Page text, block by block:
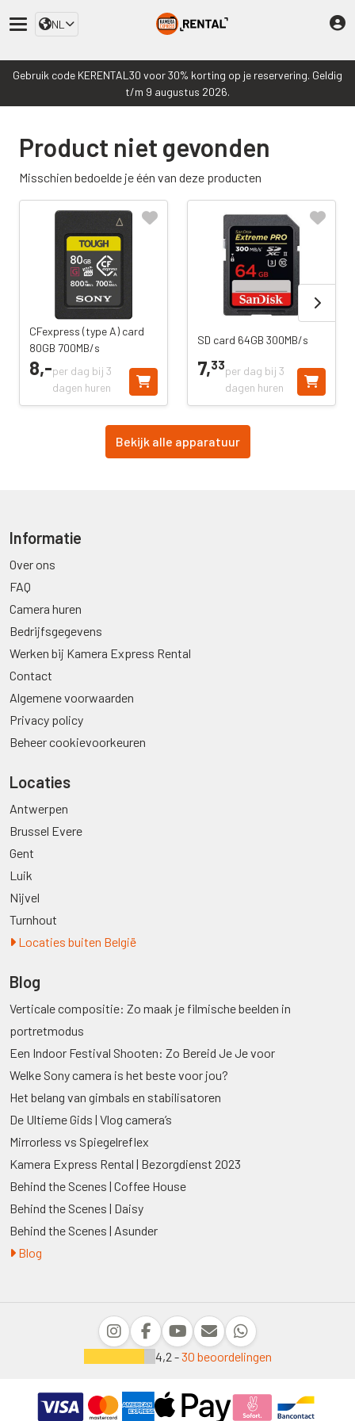
NL
Gebruik code KERENTAL30 voor 30% korting op je reservering. Geldig
t/m 9 augustus 2026.
Product niet gevonden
Misschien bedoelde je één van deze producten
CFexpress (type A) card
80GB 700MB/s
8,-per dag bij 3
dagen huren
SD card 64GB 300MB/s
7,33per dag bij 3
dagen huren
Bekijk alle apparatuur
Informatie
Over ons
FAQ
Camera huren
Bedrijfsgegevens
Werken bij Kamera Express Rental
Contact
Algemene voorwaarden
Privacy policy
Beheer cookievoorkeuren
Locaties
Antwerpen
Brussel Evere
Gent
Luik
Nijvel
Turnhout
Locaties buiten België
Blog
Verticale compositie: Zo maak je filmische beelden in
portretmodus
Een Indoor Festival Shooten: Zo Bereid Je Je voor
Welke Sony camera is het beste voor jou?
Het belang van gimbals en stabilisatoren
De Ultieme Gids | Vlog camera’s
Mirrorless vs Spiegelreflex
Kamera Express Rental | Bezorgdienst 2023
Behind the Scenes | Coffee House
Behind the Scenes | Daisy
Behind the Scenes | Asunder
Blog
4,2 -30 beoordelingen